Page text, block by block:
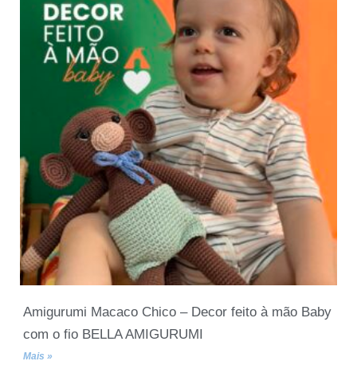
Amigurumi Macaco Chico – Decor feito à mão Baby
com o fio BELLA AMIGURUMI
Mais »